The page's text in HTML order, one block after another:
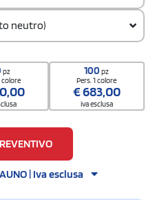
neutro)
pz
colore
100pz
Pers. 1 colore
€683,00
iva esclusa
| Iva esclusa